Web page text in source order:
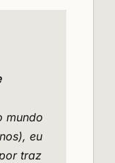
mundo
eu
traz